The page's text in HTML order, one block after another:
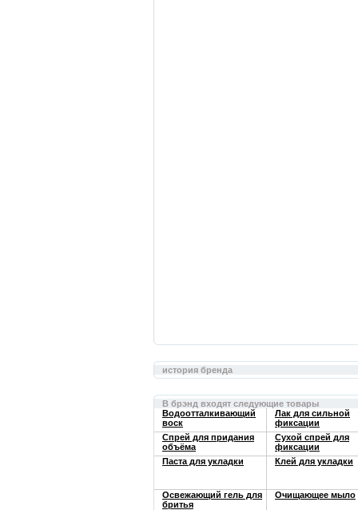
история бренда
В брэнд входят следующие товары
Водоотталкивающий
воск
Лак для сильной
фиксации
Спрей для придания
объёма
Сухой спрей для
фиксации
Паста для укладки
Клей для укладки
Освежающий гель для
бритья
Очищающее мыло